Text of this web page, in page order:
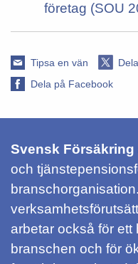
företag (SOU
Tipsa en vän
Dela på Facebook
Svensk Försäkring
och
arbetar också för ett
branschen och för